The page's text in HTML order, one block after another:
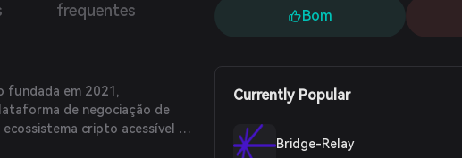
frequentes
fundada em 2021,
de negociação de
cripto acessível e
de portfólio, feeds
Bom
Currently Popular
Bridge-Relay